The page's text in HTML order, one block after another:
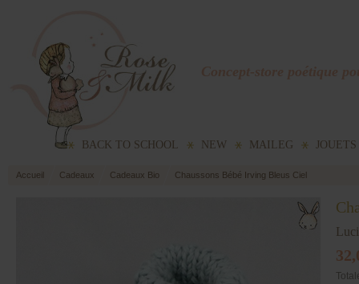
Concept-store poétique
BACK TO SCHOOL NEW MAILEG JOUETS
Accueil Cadeaux Cadeaux Bio Chaussons Bébé Irving Bleus Ciel